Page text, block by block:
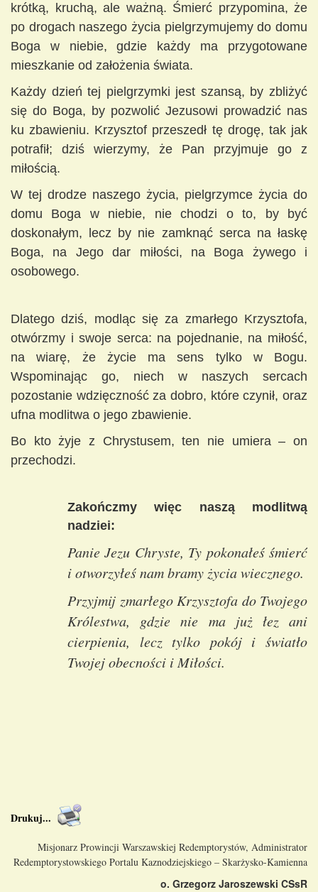
krótką, kruchą, ale ważną. Śmierć przypomina, że
po drogach naszego życia pielgrzymujemy do domu
Boga w niebie, gdzie każdy ma przygotowane
mieszkanie od założenia świata.
Każdy dzień tej pielgrzymki jest szansą, by zbliżyć
się do Boga, by pozwolić Jezusowi prowadzić nas
ku zbawieniu. Krzysztof przeszedł tę drogę, tak jak
potrafił; dziś wierzymy, że Pan przyjmuje go z
miłością.
W tej drodze naszego życia, pielgrzymce życia do
domu Boga w niebie, nie chodzi o to, by być
doskonałym, lecz by nie zamknąć serca na łaskę
Boga, na Jego dar miłości, na Boga żywego i
osobowego.
Dlatego dziś, modląc się za zmarłego Krzysztofa,
otwórzmy i swoje serca: na pojednanie, na miłość,
na wiarę, że życie ma sens tylko w Bogu.
Wspominając go, niech w naszych sercach
pozostanie wdzięczność za dobro, które czynił, oraz
ufna modlitwa o jego zbawienie.
Bo kto żyje z Chrystusem, ten nie umiera – on
przechodzi.
Zakończmy więc naszą modlitwą
nadziei:
Panie Jezu Chryste, Ty pokonałeś śmierć
i otworzyłeś nam bramy życia wiecznego.
Przyjmij zmarłego Krzysztofa do Twojego
Królestwa, gdzie nie ma już łez ani
cierpienia, lecz tylko pokój i światło
Twojej obecności i Miłości.
Drukuj...
Misjonarz Prowincji Warszawskiej Redemptorystów, Administrator
Redemptorystowskiego Portalu Kaznodziejskiego – Skarżysko-Kamienna
o. Grzegorz Jaroszewski CSsR